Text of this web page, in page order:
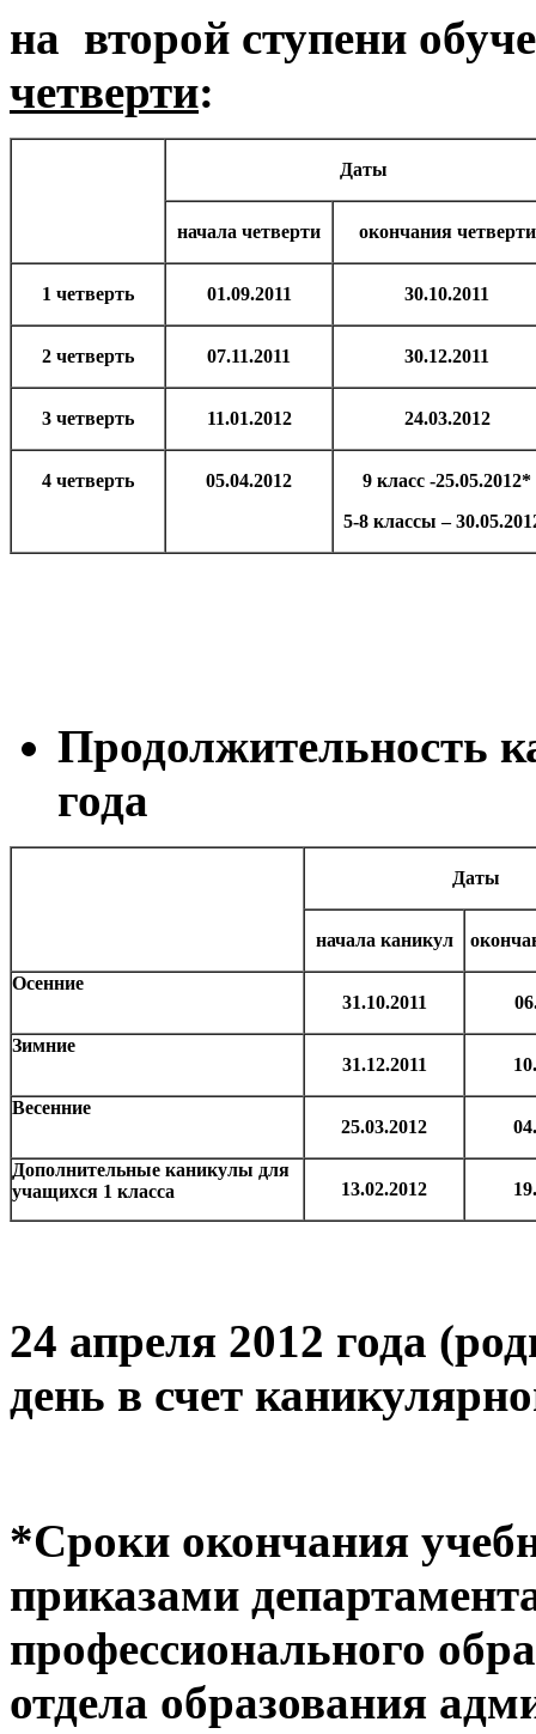
на второй ступени
четверти:
Даты
начала четверти окончания четверти
1 четверть 01.09.2011 30.10.2011
2 четверть 07.11.2011 30.12.2011
3 четверть 11.01.2012 24.03.2012
4 четверть 05.04.2012
9 класс -25.05.2012*
5-8 классы –
Продолжительность
года
Даты
начала каникул
Осенние
31.10.2011
Зимние
31.12.2011
Весенние
25.03.2012
Дополнительные каникулы для
учащихся 1 класса
13.02.2012
24 апреля 2012 года
день в счет
*Сроки окончания
приказами
профессионального
отдела образования